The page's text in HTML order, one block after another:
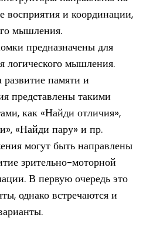
восприятия и координации,
мышления.
предназначены для
логического мышления.
памяти и
представлены такими
как «Найди отличия»,
«Найди пару» и пр.
могут быть направлены
зрительно-моторной
В первую очередь это
однако встречаются и